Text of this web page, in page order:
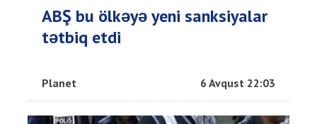
ABŞ bu ölkəyə yeni sanksiyalar
tətbiq etdi
Planet 6 Avqust 22:03